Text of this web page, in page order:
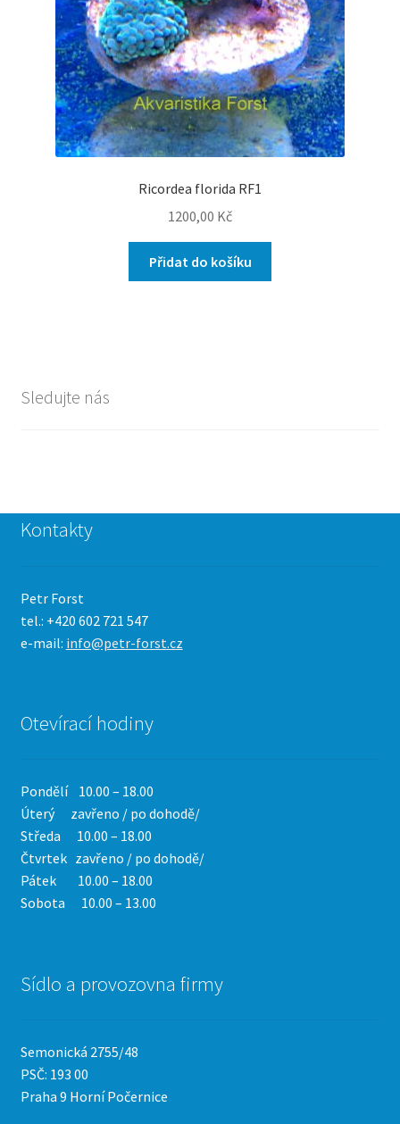
Ricordea florida RF1
1200,00 Kč
Přidat do košíku
Sledujte nás
Kontakty
Petr Forst
tel.: +420 602 721 547
e-mail: info@petr-forst.cz
Otevírací hodiny
Pondělí 10.00 – 18.00
Úterý zavřeno / po dohodě/
Středa 10.00 – 18.00
Čtvrtek zavřeno / po dohodě/
Pátek 10.00 – 18.00
Sobota 10.00 – 13.00
Sídlo a provozovna firmy
Semonická 2755/48
PSČ: 193 00
Praha 9 Horní Počernice